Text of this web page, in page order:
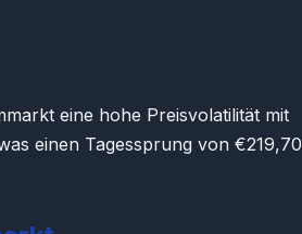
eine hohe Preisvolatilität mit
einen Tagessprung von €219,70